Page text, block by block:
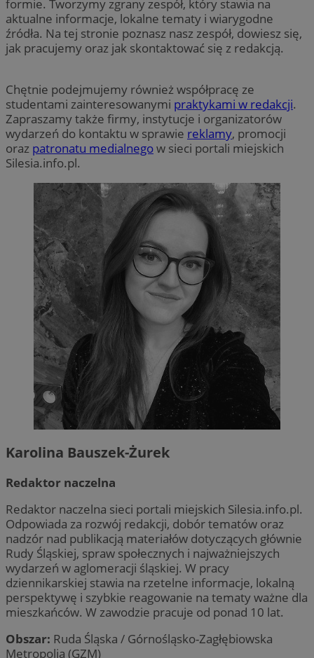
formie. Tworzymy zgrany zespół, który stawia na
aktualne informacje, lokalne tematy i wiarygodne
źródła. Na tej stronie poznasz nasz zespół, dowiesz się,
jak pracujemy oraz jak skontaktować się z redakcją.
Chętnie podejmujemy również współpracę ze
studentami zainteresowanymi praktykami w redakcji.
Zapraszamy także firmy, instytucje i organizatorów
wydarzeń do kontaktu w sprawie reklamy, promocji
oraz patronatu medialnegow sieci portali miejskich
Silesia.info.pl.
Karolina Bauszek-Żurek
Redaktor naczelna
Redaktor naczelna sieci portali miejskich Silesia.info.pl.
Odpowiada za rozwój redakcji, dobór tematów oraz
nadzór nad publikacją materiałów dotyczących głównie
Rudy Śląskiej, spraw społecznych i najważniejszych
wydarzeń w aglomeracji śląskiej. W pracy
dziennikarskiej stawia na rzetelne informacje, lokalną
perspektywę i szybkie reagowanie na tematy ważne dla
mieszkańców. W zawodzie pracuje od ponad 10 lat.
Obszar: Ruda Śląska / Górnośląsko-Zagłębiowska
Metropolia (GZM)